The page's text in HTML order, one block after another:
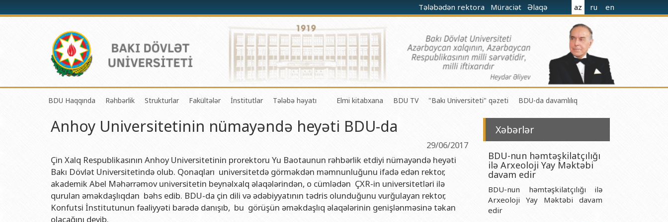
Tələbədən rektora Müraciət Əlaqə az ru en
BDU Haqqında
BDU-nun tarixi
BDU-nun İnkişaf Proqramı (2014-2020)
Akkreditasiya haqqında Sertifikat
BDU-nun üzv olduğu beynəlxalq təşkilatlar
BDU-nun qrant layihələri
Rəhbərlik
Rektor
Elmi Şura
Dekanlar
Həmkarlar İttifaqı Komitəsi
Tədris Metodiki Şura
Strukturlar
Tədrisin təşkili və idarə olunması Mərkəzi
Informasiya Texnologiyaları Mərkəzi
Beynəlxalq əlaqələr şöbəsi
Xarici tələbələrlə iş şöbəsi
İctimaiyyətlə əlaqələr və informasiya şöbəsi
Fakültələr
Mexanika-riyaziyyat fakültəsi
Fizika fakültəsi
Kimya fakültəsi
Biologiya fakültəsi
Ekologiya və torpaqşünaslıq fakültəsi
İnstitutlar
Fizika problemləri Elmi-Tədqiqat İnstitutu
Konfutsi İnstitutu
Azərbaycan Respublikasının Elm və Təhsil Nazirliyinin akademik M.Nağıyev adına Kataliz və Qeyri-üzvi Kimya İnstitutu
Azərbaycan Respublikasının Elm və Təhsil Nazirliyinin Riyaziyyat və Mexanika İnstitutu
Azərbaycan Respublikasının Elm və Təhsil Nazirliyinin Molekulyar Biologiya və Biotexnologiyalar İnstitutu
Tələbə həyatı
Gənc Alimlər Şurası
Tələbə Gənclər Təşkilatı
SABAH qrupları haqqında
Elmi kitabxana BDU TV "Bakı Universiteti" qəzeti BDU-da davamlılıq
Anhoy Universitetinin nümayəndə heyəti BDU-da
29/06/2017
Çin Xalq Respublikasının Anhoy Universitetinin prorektoru Yu Baotaunun rəhbərlik etdiyi nümayəndə heyəti
Bakı Dövlət Universitetində olub. Qonaqları universitetdə görməkdən məmnunluğunu ifadə edən rektor,
akademik Abel Məhərrəmov universitetin beynəlxalq əlaqələrindən, o cümlədən ÇXR-in universitetləri ilə
qurulan əməkdaşlıqdan bəhs edib. BDU-da çin dili və ədəbiyyatının tədris olunduğunu vurğulayan rektor,
Konfutsi İnstitutunun fəaliyyəti barədə danışıb, bu görüşün əməkdaşlıq əlaqələrinin genişlənməsinə təkan
olacağını deyib.
Xəbərlər
BDU-nun həmtəşkilatçılığı
ilə Arxeoloji Yay Məktəbi
davam edir
BDU-nun həmtəşkilatçılığı ilə
Arxeoloji Yay Məktəbi davam
edir